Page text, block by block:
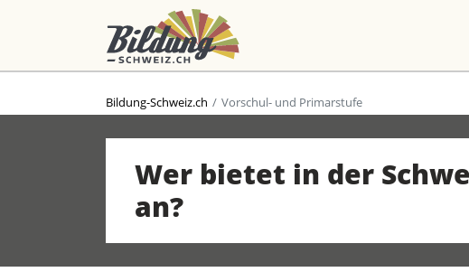
Bildung-Schweiz.ch Vorschul- und Primarstufe
Wer bietet in der
an?